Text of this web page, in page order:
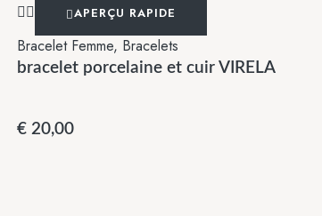
APERÇU RAPIDE
Bracelet Femme, Bracelets
bracelet porcelaine et cuir VIRELA
€ 20,00